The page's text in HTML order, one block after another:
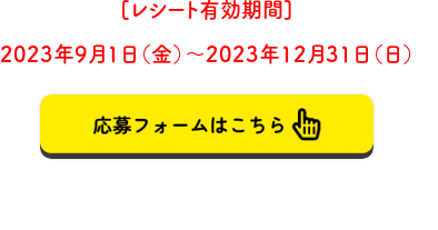
[レシート有効期間]
2023年9月1日（金）～2023年12月31日（日）